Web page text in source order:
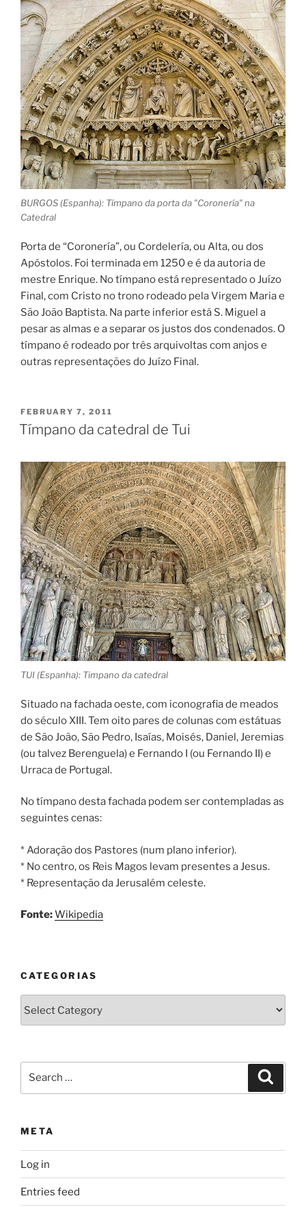
BURGOS (Espanha): Tímpano da porta da "Coronería" na
Catedral
Porta de “Coronería”, ou Cordelería, ou Alta, ou dos
Apóstolos. Foi terminada em 1250 e é da autoria de
mestre Enrique. No tímpano está representado o Juízo
Final, com Cristo no trono rodeado pela Virgem Maria e
São João Baptista. Na parte inferior está S. Miguel a
pesar as almas e a separar os justos dos condenados. O
tímpano é rodeado por três arquivoltas com anjos e
outras representações do Juízo Final.
POSTED
ON
FEBRUARY 7, 2011
Tímpano da catedral de Tui
TUI (Espanha): Timpano da catedral
Situado na fachada oeste, com iconografia de meados
do século XIII. Tem oito pares de colunas com estátuas
de São João, São Pedro, Isaías, Moisés, Daniel, Jeremias
(ou talvez Berenguela) e Fernando I (ou Fernando II) e
Urraca de Portugal.
No tímpano desta fachada podem ser contempladas as
seguintes cenas:
* Adoração dos Pastores (num plano inferior).
* No centro, os Reis Magos levam presentes a Jesus.
* Representação da Jerusalém celeste.
Fonte:Wikipedia
CATEGORIAS
META
Log in
Entries feed